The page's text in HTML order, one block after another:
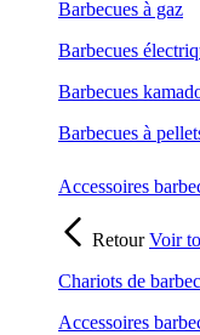
Barbecues à gaz
Barbecues
Barbecues
Barbecues à
Accessoires
RetourVoir
Chariots de
Accessoires